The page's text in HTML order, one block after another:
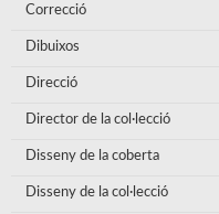
Correcció
Dibuixos
Direcció
Director de la col·lecció
Disseny de la coberta
Disseny de la col·lecció